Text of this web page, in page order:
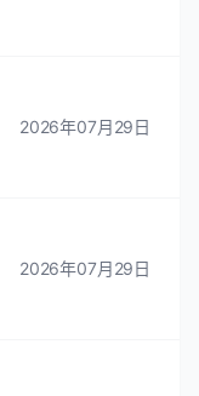
2026年07月29日
2026年07月29日